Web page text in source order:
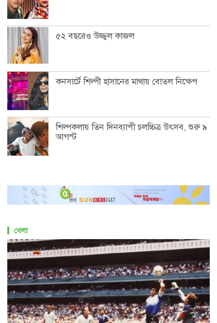
৫২ বছরেও উজ্জ্বল কাজল
কনসার্টে শিল্পী হাসানের মাথায় বোতল নিক্ষেপ
শিল্পকলায় তিন দিনব্যাপী চলচ্চিত্র উৎসব, শুরু ৯
আগস্ট
খেলা